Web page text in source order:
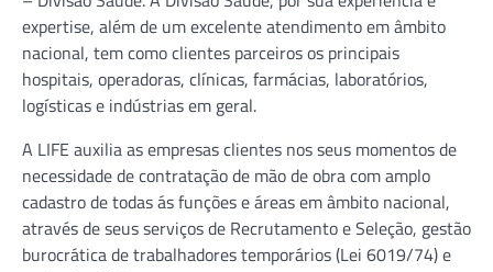
expertise, além de um excelente atendimento em âmbito
nacional, tem como clientes parceiros os principais
hospitais, operadoras, clínicas, farmácias, laboratórios,
logísticas e indústrias em geral.
A LIFE auxilia as empresas clientes nos seus momentos de
necessidade de contratação de mão de obra com amplo
cadastro de todas ás funções e áreas em âmbito nacional,
através de seus serviços de Recrutamento e Seleção, gestão
burocrática de trabalhadores temporários (Lei 6019/74) e